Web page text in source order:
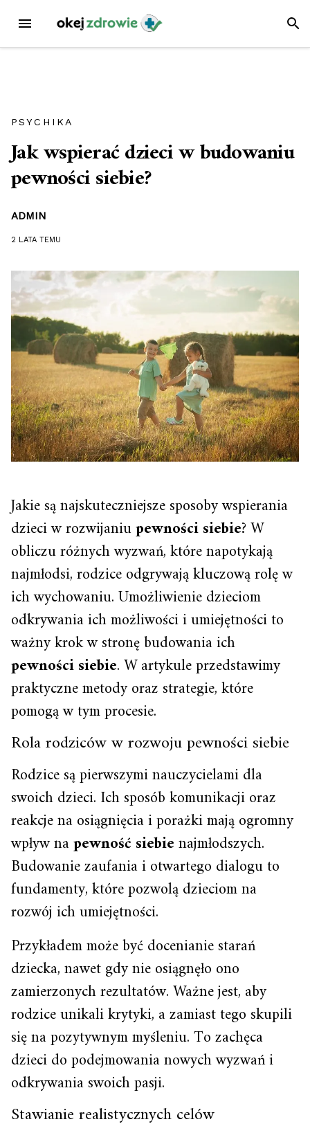
treści
MENU
PSYCHIKA
Jak wspierać dzieci w budowaniu
pewności siebie?
ADMIN
2 LATA TEMU
Jakie są najskuteczniejsze sposoby wspierania
dzieci w rozwijaniupewności siebie? W
obliczu różnych wyzwań, które napotykają
najmłodsi, rodzice odgrywają kluczową rolę w
ich wychowaniu. Umożliwienie dzieciom
odkrywania ich możliwości i umiejętności to
ważny krok w stronę budowania ich
pewności siebie. W artykule przedstawimy
praktyczne metody oraz strategie, które
pomogą w tym procesie.
Rola rodziców w rozwoju pewności siebie
Rodzice są pierwszymi nauczycielami dla
swoich dzieci. Ich sposób komunikacji oraz
reakcje na osiągnięcia i porażki mają ogromny
wpływ napewność siebienajmłodszych.
Budowanie zaufania i otwartego dialogu to
fundamenty, które pozwolą dzieciom na
rozwój ich umiejętności.
Przykładem może być docenianie starań
dziecka, nawet gdy nie osiągnęło ono
zamierzonych rezultatów. Ważne jest, aby
rodzice unikali krytyki, a zamiast tego skupili
się na pozytywnym myśleniu. To zachęca
dzieci do podejmowania nowych wyzwań i
odkrywania swoich pasji.
Stawianie realistycznych celów